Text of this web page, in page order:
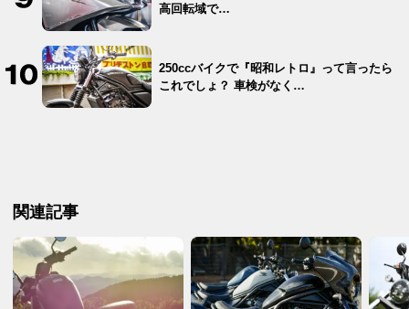
高回転域で…
250ccバイクで『昭和レトロ』って言ったら
これでしょ？ 車検がなく…
関連記事